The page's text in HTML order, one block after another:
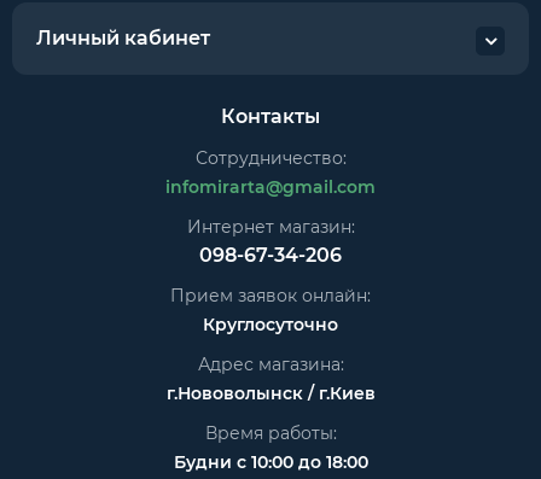
Личный кабинет
Контакты
Сотрудничество:
infomirarta@gmail.com
Интернет магазин:
098-67-34-206
Прием заявок онлайн:
Круглосуточно
Адрес магазина:
г.Нововолынск / г.Киев
Время работы:
Будни с 10:00 до 18:00